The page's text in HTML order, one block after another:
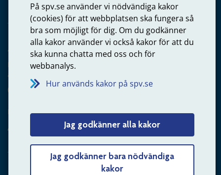
På spv.se använder vi nödvändiga kakor
(cookies) för att webbplatsen ska fungera så
bra som möjligt för dig. Om du godkänner
alla kakor använder vi också kakor för att du
ska kunna chatta med oss och för
webbanalys.
Hur används kakor på spv.se
Jag godkänner alla kakor
Jag godkänner bara nödvändiga
kakor
Arbetsgivare
Frågor om administration av tjänstepension från statlig
anställning
060-18 75 03
Kontakta oss
Arbetsgivare – skicka mejl till oss